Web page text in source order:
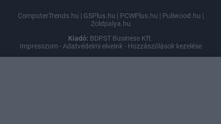
ComputerTrends.hu | GSPlus.hu | PCWPlus.hu | Puliwood.hu |
Zoldpalya.hu
Kiadó: BDPST Business Kft.
Impresszum - Adatvédelmi elveink - Hozzászólások kezelése